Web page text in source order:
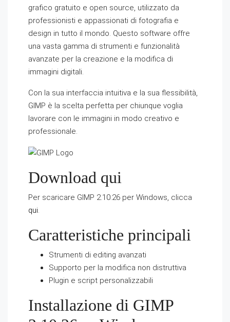
grafico gratuito e open source, utilizzato da
professionisti e appassionati di fotografia e
design in tutto il mondo. Questo software offre
una vasta gamma di strumenti e funzionalità
avanzate per la creazione e la modifica di
immagini digitali.
Con la sua interfaccia intuitiva e la sua flessibilità,
GIMP è la scelta perfetta per chiunque voglia
lavorare con le immagini in modo creativo e
professionale.
Download qui
Per scaricare GIMP 2.10.26 per Windows, clicca
qui
Caratteristiche principali
Strumenti di editing avanzati
Supporto per la modifica non distruttiva
Plugin e script personalizzabili
Installazione di GIMP